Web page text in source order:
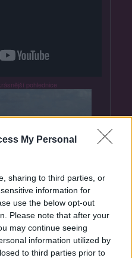
My Personal
sharing to third parties, or
information for
use the below opt-out
Please note that after your
may continue seeing
information utilized by
to third parties prior to